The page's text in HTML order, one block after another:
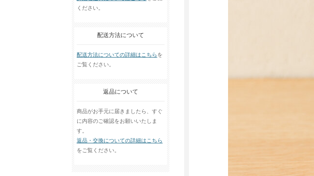
ください。
配送方法について
配送方法についての詳細はこちらを
ご覧ください。
返品について
商品がお手元に届きましたら、すぐ
に内容のご確認をお願いいたしま
す。
返品・交換についての詳細はこちら
をご覧ください。